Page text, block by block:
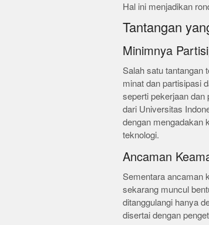
Hal ini menjadikan
Tantangan
Minimnya
Salah satu tantangan
minat dan partisipasi
seperti pekerjaan dan
dari Universitas
dengan mengadakan
teknologi.
Ancaman
Sementara ancaman
sekarang muncul
ditanggulangi hanya
disertai dengan